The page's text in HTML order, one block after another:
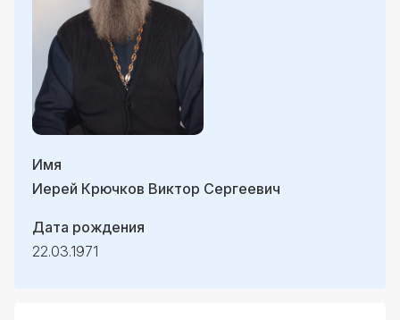
Образование
Святые и святыни
Имя
Иерей Крючков Виктор Сергеевич
Дата рождения
22.03.1971